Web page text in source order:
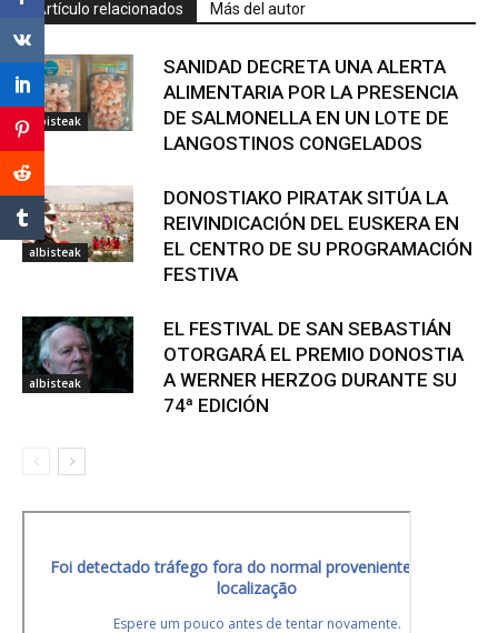
Artículo relacionados Más del autor
albisteak
SANIDAD DECRETA UNA ALERTA
ALIMENTARIA POR LA PRESENCIA
DE SALMONELLA EN UN LOTE DE
LANGOSTINOS CONGELADOS
albisteak
DONOSTIAKO PIRATAK SITÚA LA
REIVINDICACIÓN DEL EUSKERA EN
EL CENTRO DE SU PROGRAMACIÓN
FESTIVA
albisteak
EL FESTIVAL DE SAN SEBASTIÁN
OTORGARÁ EL PREMIO DONOSTIA
A WERNER HERZOG DURANTE SU
74ª EDICIÓN